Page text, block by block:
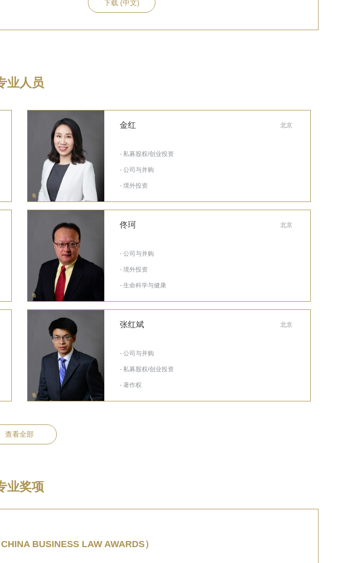
下载 (中文)
业人员
金红 北京
- 私募股权/创业投资
- 公司与并购
- 境外投资
佟珂 北京
- 公司与并购
- 境外投资
- 生命科学与健康
张红斌 北京
- 公司与并购
- 私募股权/创业投资
- 著作权
查看全部
业奖项
BUSINESS LAW AWARDS）